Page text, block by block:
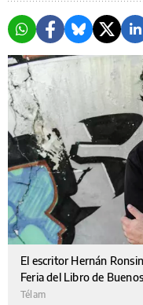
El escritor Hernán
Feria del Libro de
Télam